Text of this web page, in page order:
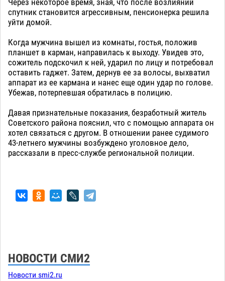
спутник становится агрессивным, пенсионерка решила
уйти домой.
Когда мужчина вышел из комнаты, гостья, положив
планшет в карман, направилась к выходу. Увидев это,
сожитель подскочил к ней, ударил по лицу и потребовал
оставить гаджет. Затем, дернув ее за волосы, выхватил
аппарат из ее кармана и нанес еще один удар по голове.
Убежав, потерпевшая обратилась в полицию.
Давая признательные показания, безработный житель
Советского района пояснил, что с помощью аппарата он
хотел связаться с другом. В отношении ранее судимого
43-летнего мужчины возбуждено уголовное дело,
рассказали в пресс-службе региональной полиции.
НОВОСТИ СМИ2
Новости smi2.ru